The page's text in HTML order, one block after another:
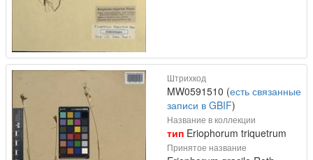
Штрихкод
MW0591510 (есть связанные
записи в GBIF)
Название в коллекции
тип Eriophorum triquetrum
Принятое название